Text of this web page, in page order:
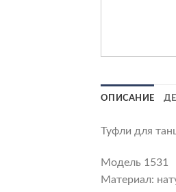
ОПИСАНИЕ
Туфли для
Модель 1531
Материал: